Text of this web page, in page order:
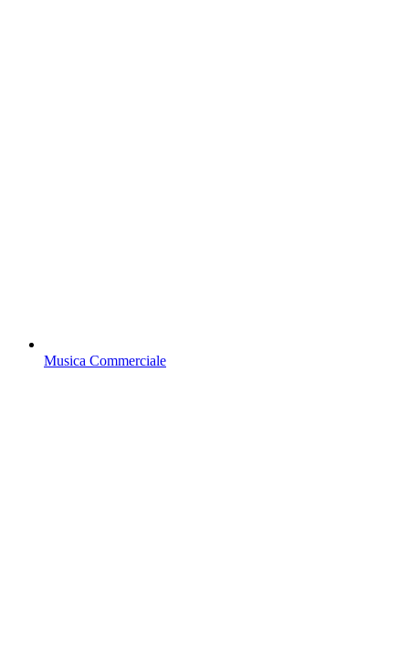
Musica Commerciale